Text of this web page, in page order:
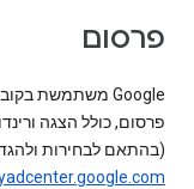
פרסום
פרסום, כולל הצגה
(בהתאם לבחירות